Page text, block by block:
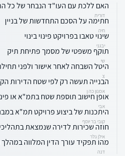
האם ללכת עם העו"ד הנבחר של כל
דורית
חתימה על הסכם התחדשות של בניין
חיה
שינוי טאבו בפרויקט פינוי בינוי
יבגני
תוקף משפטי של מסמך פתיחת תיק
שי
היטל השבחה לאחר אישור ולפני תחילת
צ
הבנייה תעשה רק לפי שטח הדירות
אמנון כה ן
אופן חישוב תוספת שטח בתמ"א או
אבי
היתכנות של ביצוע פרויקט תמ"א
קובי בר יוסף
חוזה שכירות לדירה שנמצאת
אילן גלר
מהו תפקיד עורך הדין המלווה במהלך
דנה